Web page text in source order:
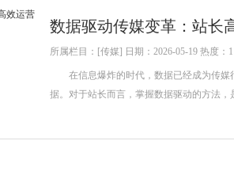
数据驱动传媒变革：站长
所属栏目：[传媒] 日期：2026-05-19 热度：1
在信息爆炸的时代，数据已经成为传媒
据。对于站长而言，掌握数据驱动的方法